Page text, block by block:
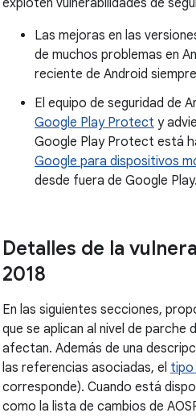
exploten vulnerabilidades de
Las mejoras en las
de muchos problemas en
reciente de Android
El equipo de seguridad de
Google Play Protect y
Google Play Protect está
Google para dispositivos
desde fuera de Google Play.
Detalles de la
2018
En las siguientes secciones,
que se aplican al nivel de parche
afectan. Además de una
las referencias asociadas, el tipo
corresponde). Cuando está
como la lista de cambios de